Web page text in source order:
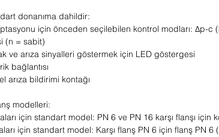
donanıma dahildir:
için önceden seçilebilen kontrol modları: Δp-c
(n = sabit)
ve arıza sinyalleri göstermek için LED göstergesi
bağlantısı
arıza bildirimi kontağı
modelleri:
için standart model: PN 6 ve PN 16 karşı flanşı
için standart model: Karşı flanş PN 6 için flanş PN 6